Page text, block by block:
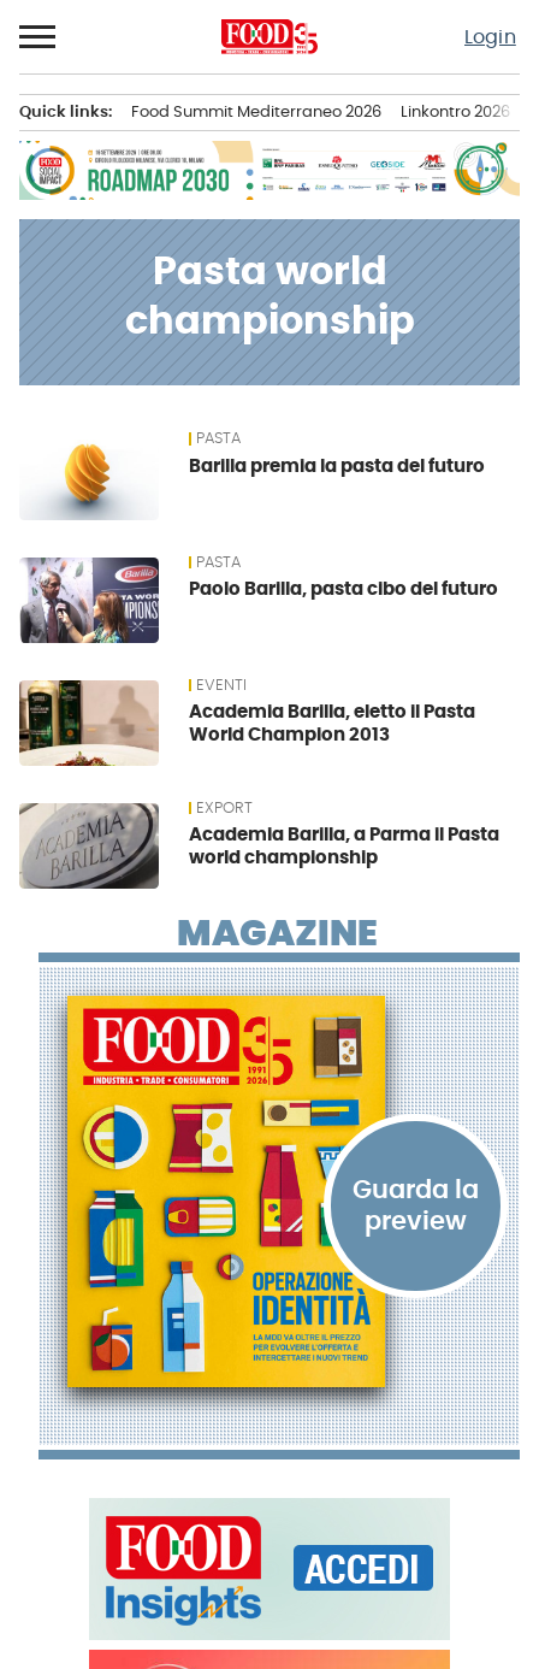
al
contenuto
Login
principale
Quick links: Food Summit Mediterraneo 2026 Linkontro 2026
Pasta world
championship
PASTA
Barilla premia la pasta del futuro
PASTA
Paolo Barilla, pasta cibo del futuro
EVENTI
Academia Barilla, eletto il Pasta
World Champion 2013
EXPORT
Academia Barilla, a Parma il Pasta
world championship
MAGAZINE